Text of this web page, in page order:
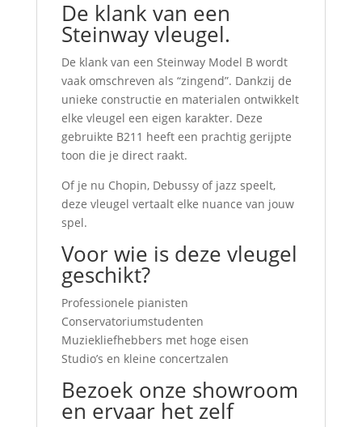
De klank van een
Steinway vleugel.
De klank van een Steinway Model B wordt
vaak omschreven als “zingend”. Dankzij de
unieke constructie en materialen ontwikkelt
elke vleugel een eigen karakter. Deze
gebruikte B211 heeft een prachtig gerijpte
toon die je direct raakt.
Of je nu Chopin, Debussy of jazz speelt,
deze vleugel vertaalt elke nuance van jouw
spel.
Voor wie is deze vleugel
geschikt?
Professionele pianisten
Conservatoriumstudenten
Muziekliefhebbers met hoge eisen
Studio’s en kleine concertzalen
Bezoek onze showroom
en ervaar het zelf